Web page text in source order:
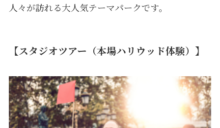
人々が訪れる大人気テーマパークです。
【スタジオツアー（本場ハリウッド体験）】